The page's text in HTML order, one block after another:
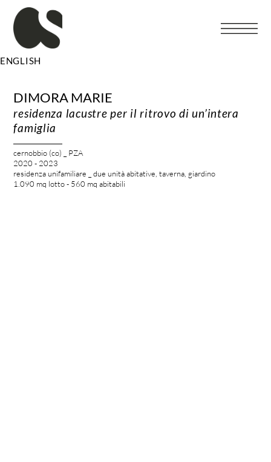
contenuto
ENGLISH
DIMORA MARIE
residenza lacustre per il ritrovo di un’intera
famiglia
cernobbio (co) _ PZA
2020 - 2023
residenza unifamiliare _ due unità abitative, taverna, giardino
1.090 mq lotto - 560 mq abitabili